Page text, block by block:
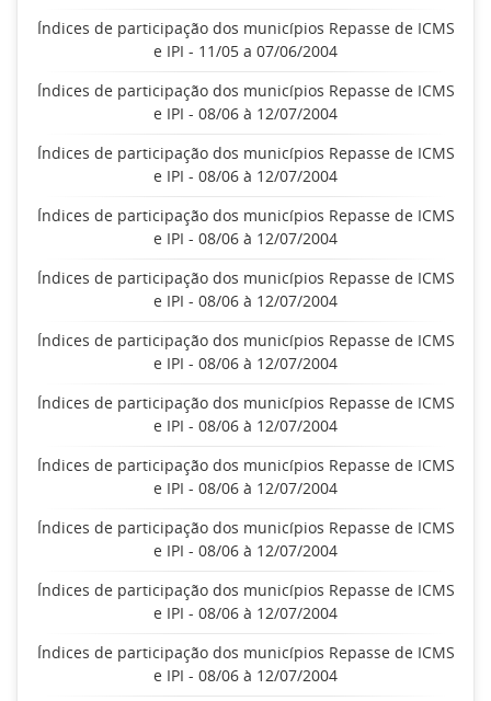
Índices de participação dos municípios Repasse de ICMS
e IPI - 11/05 a 07/06/2004
Índices de participação dos municípios Repasse de ICMS
e IPI - 08/06 à 12/07/2004
Índices de participação dos municípios Repasse de ICMS
e IPI - 08/06 à 12/07/2004
Índices de participação dos municípios Repasse de ICMS
e IPI - 08/06 à 12/07/2004
Índices de participação dos municípios Repasse de ICMS
e IPI - 08/06 à 12/07/2004
Índices de participação dos municípios Repasse de ICMS
e IPI - 08/06 à 12/07/2004
Índices de participação dos municípios Repasse de ICMS
e IPI - 08/06 à 12/07/2004
Índices de participação dos municípios Repasse de ICMS
e IPI - 08/06 à 12/07/2004
Índices de participação dos municípios Repasse de ICMS
e IPI - 08/06 à 12/07/2004
Índices de participação dos municípios Repasse de ICMS
e IPI - 08/06 à 12/07/2004
Índices de participação dos municípios Repasse de ICMS
e IPI - 08/06 à 12/07/2004